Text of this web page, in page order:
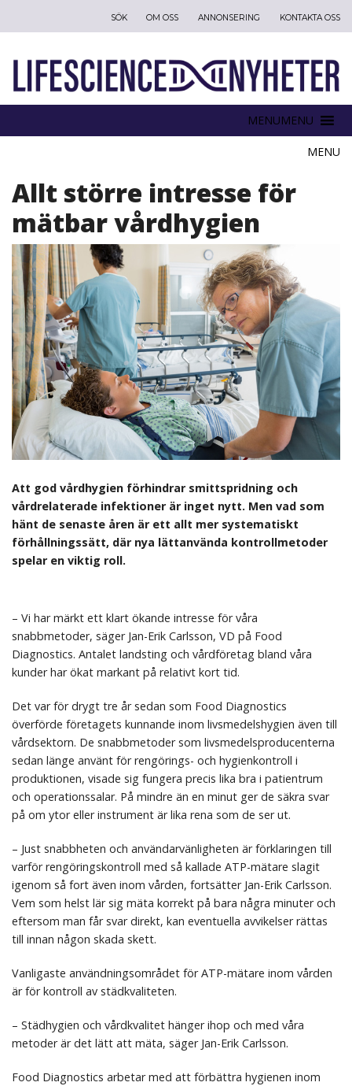
SÖK OM OSS ANNONSERING KONTAKTA OSS
MENUMENU
Allt större intresse för
mätbar vårdhygien
Att god vårdhygien förhindrar smittspridning och
vårdrelaterade infektioner är inget nytt. Men vad som
hänt de senaste åren är ett allt mer systematiskt
förhållningssätt, där nya lättanvända kontrollmetoder
spelar en viktig roll.
– Vi har märkt ett klart ökande intresse för våra
snabbmetoder, säger Jan-Erik Carlsson, VD på Food
Diagnostics. Antalet landsting och vårdföretag bland våra
kunder har ökat markant på relativt kort tid.
Det var för drygt tre år sedan som Food Diagnostics
överförde företagets kunnande inom livsmedelshygien även till
vårdsektorn. De snabbmetoder som livsmedelsproducenterna
sedan länge använt för rengörings- och hygienkontroll i
produktionen, visade sig fungera precis lika bra i patientrum
och operationssalar. På mindre än en minut ger de säkra svar
på om ytor eller instrument är lika rena som de ser ut.
– Just snabbheten och användarvänligheten är förklaringen till
varför rengöringskontroll med så kallade ATP-mätare slagit
igenom så fort även inom vården, fortsätter Jan-Erik Carlsson.
Vem som helst lär sig mäta korrekt på bara några minuter och
eftersom man får svar direkt, kan eventuella avvikelser rättas
till innan någon skada skett.
Vanligaste användningsområdet för ATP-mätare inom vården
är för kontroll av städkvaliteten.
– Städhygien och vårdkvalitet hänger ihop och med våra
metoder är det lätt att mäta, säger Jan-Erik Carlsson.
Food Diagnostics arbetar med att förbättra hygienen inom